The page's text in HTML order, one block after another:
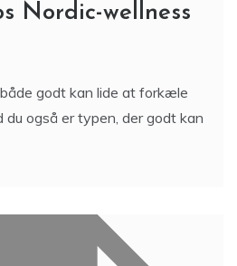
Nordic-wellness
godt kan lide at forkæle
du også er typen, der godt kan